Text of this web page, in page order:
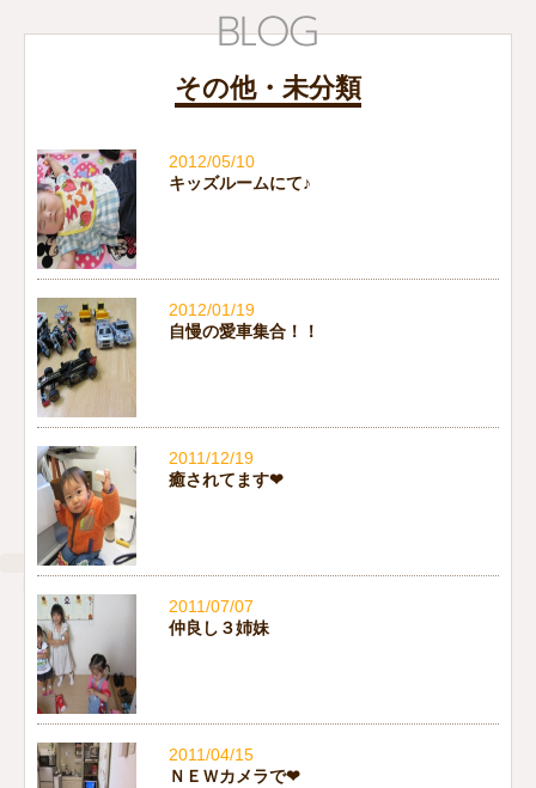
その他・未分類
2012/05/10
キッズルームにて♪
2012/01/19
自慢の愛車集合！！
2011/12/19
癒されてます❤
2011/07/07
仲良し３姉妹
2011/04/15
ＮＥＷカメラで❤